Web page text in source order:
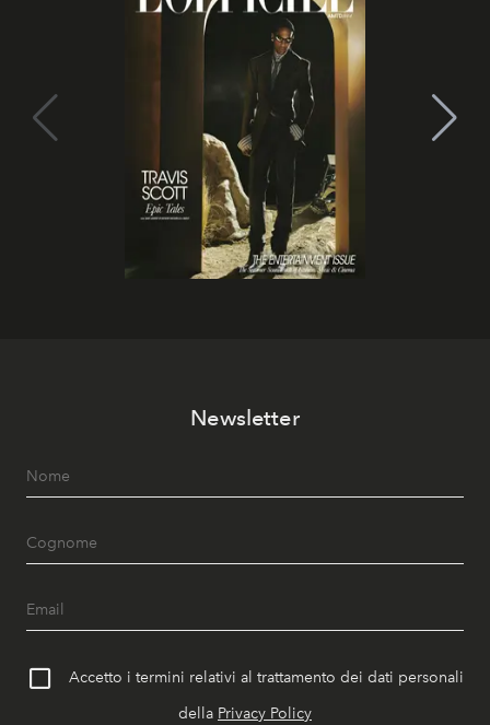
Newsletter
Accetto i termini relativi al trattamento dei dati personali
della Privacy Policy